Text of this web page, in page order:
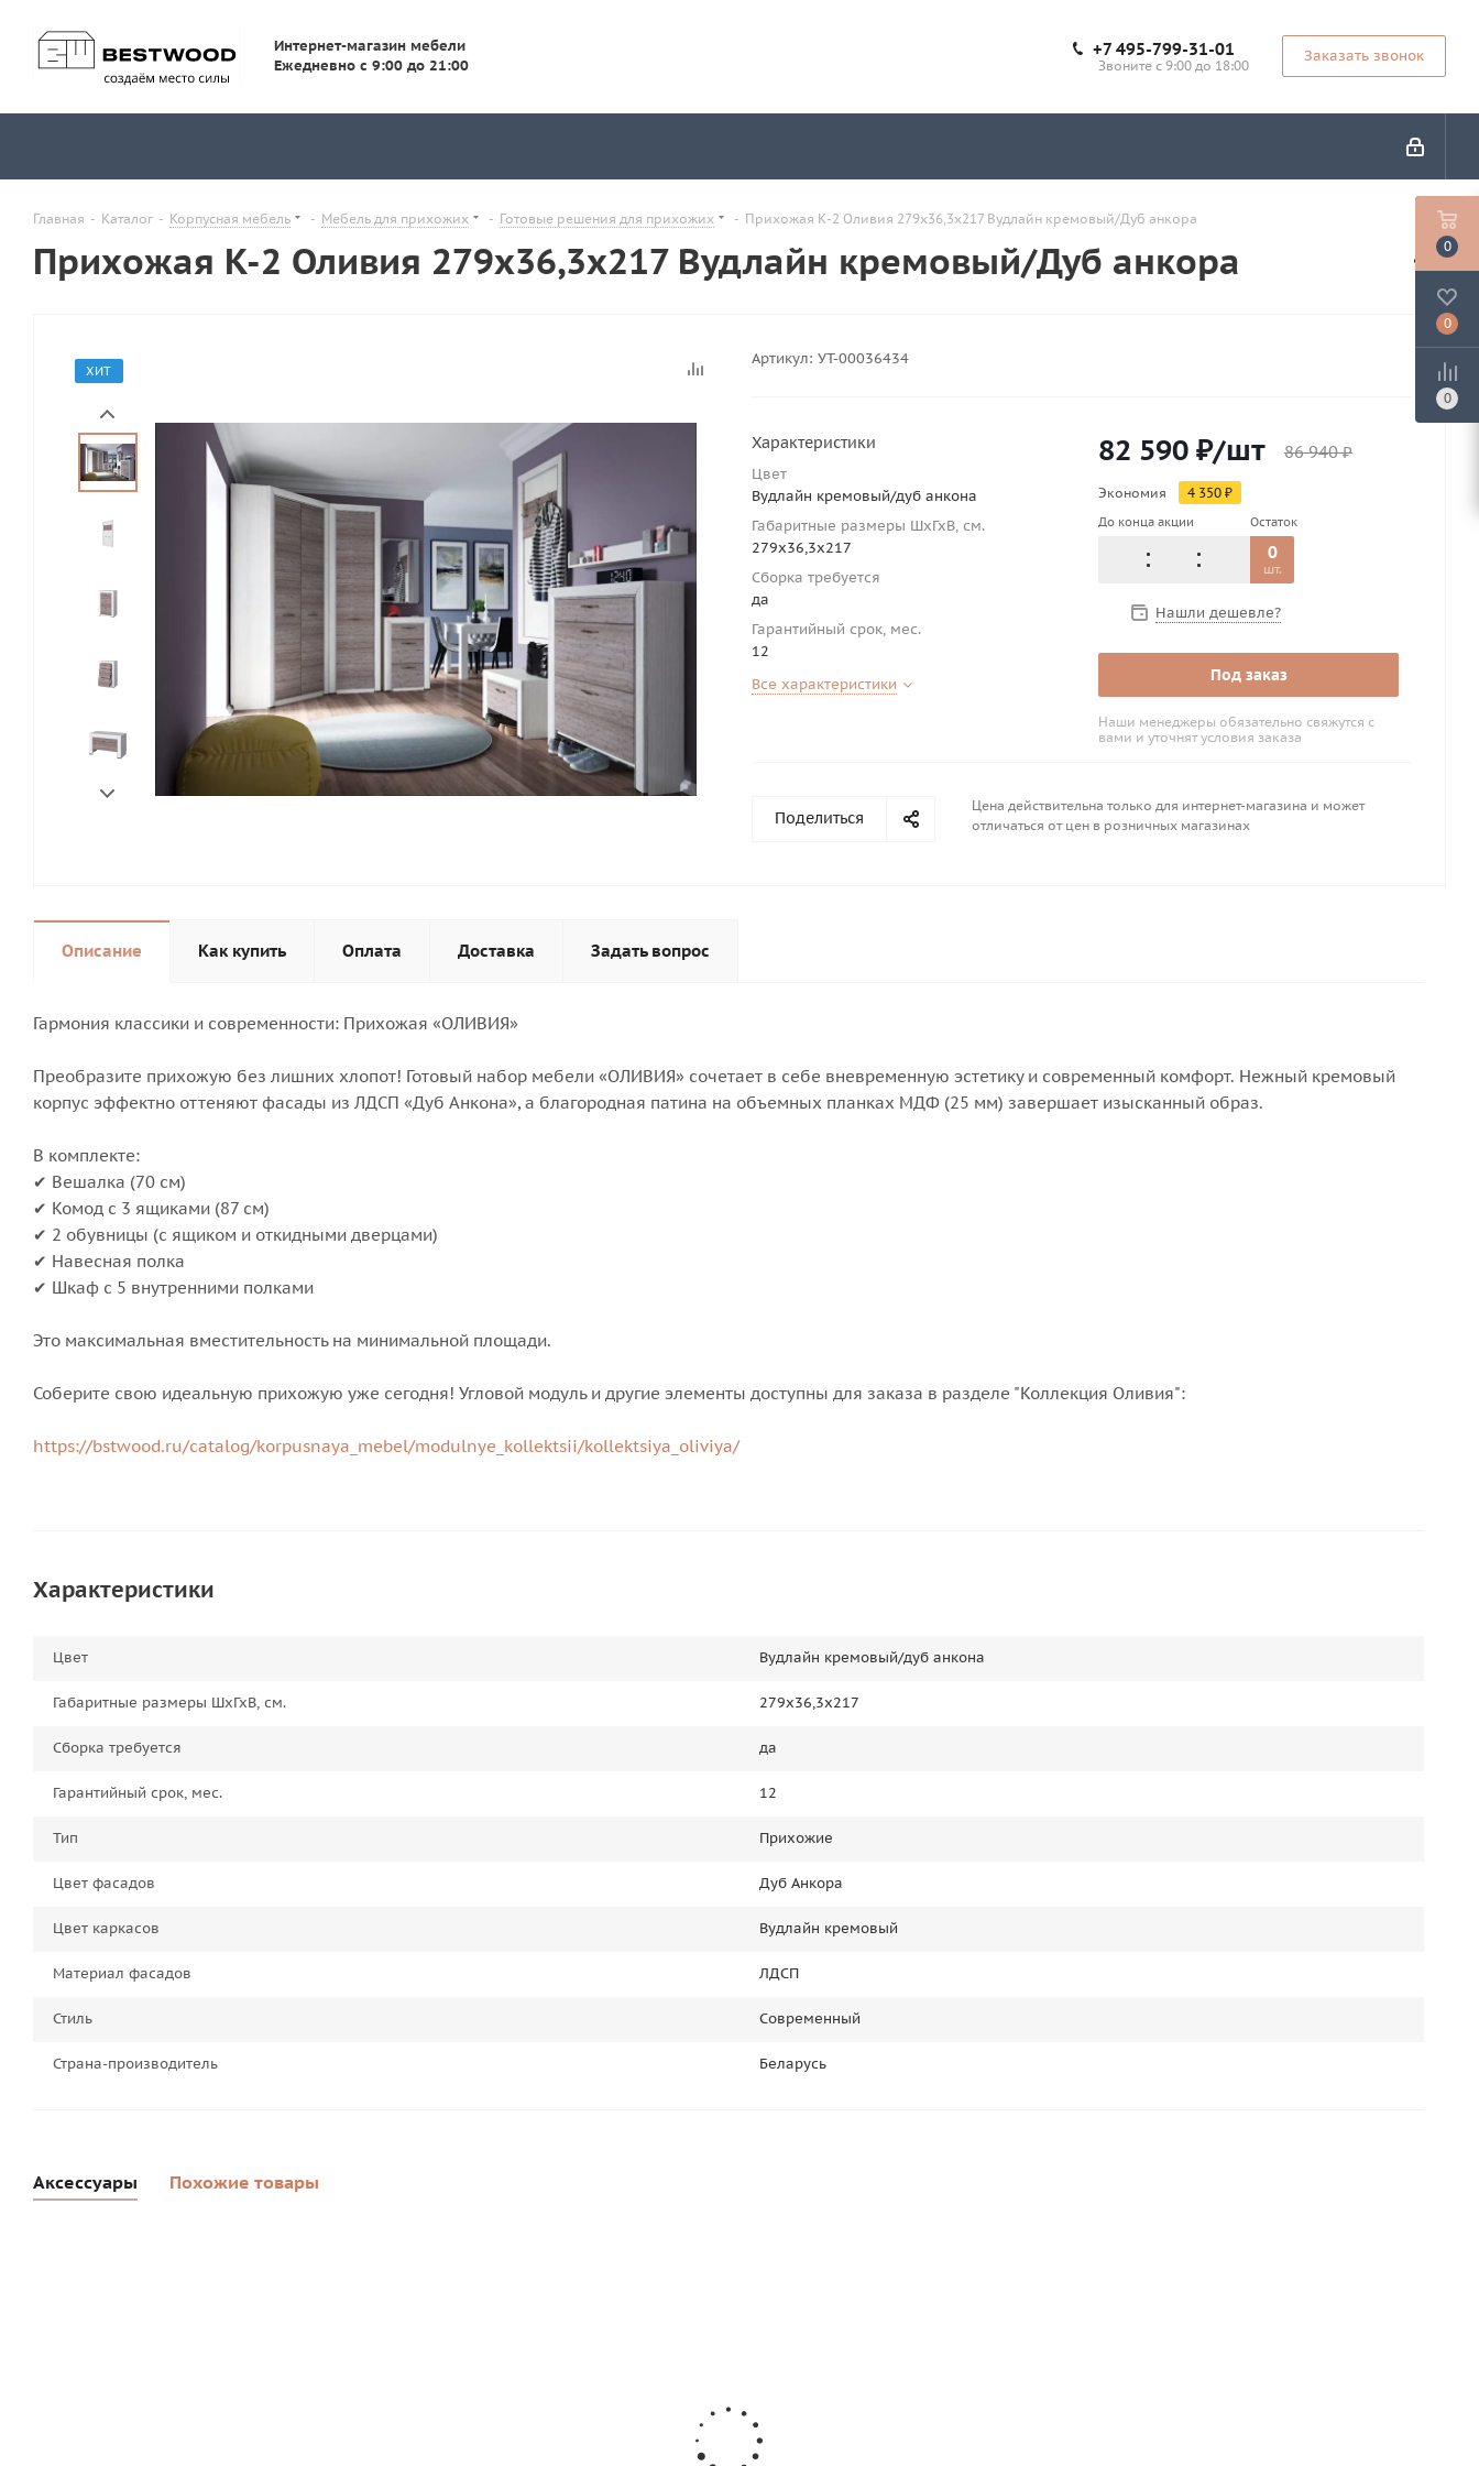
Интернет-магазин мебели
Ежедневно с 9:00 до 21:00
+7 495-799-31-01
Звоните с 9:00 до 18:00
Заказать звонок
Главная - Каталог - Корпусная мебель - Мебель для прихожих - Готовые решения для прихожих - Прихожая К-2 Оливия 279х36,3х217 Вудлайн кремовый/Дуб анкора
Прихожая К-2 Оливия 279х36,3х217 Вудлайн кремовый/Дуб анкора
ХИТ
Артикул: УТ-00036434
Характеристики
Цвет
Вудлайн кремовый/дуб анкона
Габаритные размеры ШхГхВ, см.
279х36,3х217
Сборка требуется
да
Гарантийный срок, мес.
12
Все характеристики
82 590 ₽/шт 86 940₽
Экономия 4 350 ₽
До конца акции Остаток
0
шт.
Нашли дешевле?
Под заказ
Наши менеджеры обязательно свяжутся с
вами и уточнят условия заказа
Поделиться
Цена действительна только для интернет-магазина и может
отличаться от цен в розничных магазинах
Описание Как купить Оплата Доставка Задать вопрос
Гармония классики и современности: Прихожая «ОЛИВИЯ»
Преобразите прихожую без лишних хлопот! Готовый набор мебели «ОЛИВИЯ» сочетает в себе вневременную эстетику и современный комфорт. Нежный кремовый
корпус эффектно оттеняют фасады из ЛДСП «Дуб Анкона», а благородная патина на объемных планках МДФ (25 мм) завершает изысканный образ.
В комплекте:
✔ Вешалка (70 см)
✔ Комод с 3 ящиками (87 см)
✔ 2 обувницы (с ящиком и откидными дверцами)
✔ Навесная полка
✔ Шкаф с 5 внутренними полками
Это максимальная вместительность на минимальной площади.
Соберите свою идеальную прихожую уже сегодня! Угловой модуль и другие элементы доступны для заказа в разделе "Коллекция Оливия":
https://bstwood.ru/catalog/korpusnaya_mebel/modulnye_kollektsii/kollektsiya_oliviya/
Характеристики
Цвет Вудлайн кремовый/дуб анкона
Габаритные размеры ШхГхВ, см. 279х36,3х217
Сборка требуется да
Гарантийный срок, мес. 12
Тип Прихожие
Цвет фасадов Дуб Анкора
Цвет каркасов Вудлайн кремовый
Материал фасадов ЛДСП
Стиль Современный
Страна-производитель Беларусь
Аксессуары Похожие товары
0
0
0